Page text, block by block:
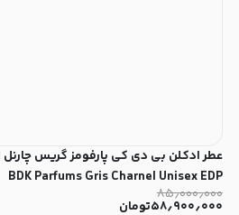
عطر ادکلن بی دی کی پارفومز گریس چارنل
BDK Parfums Gris Charnel Unisex EDP
۸۵٫۰۰۰٫۰۰۰
۵۸٫۹۰۰٫۰۰۰تومان